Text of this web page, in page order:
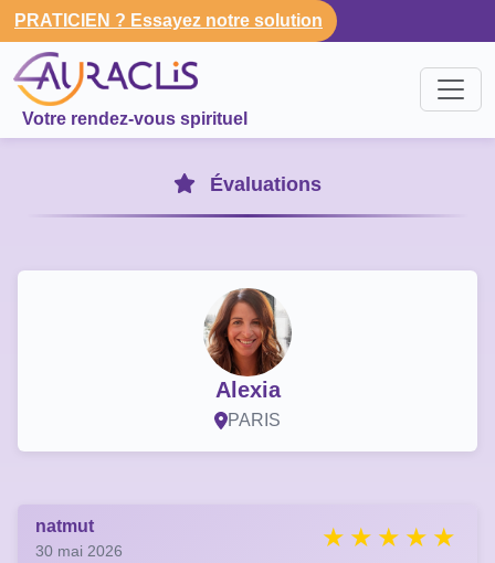
PRATICIEN ? Essayez notre solution
Votre rendez-vous spirituel
Évaluations
Alexia
PARIS
natmut
30 mai 2026